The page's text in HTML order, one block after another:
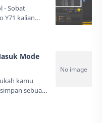
- Sobat
Y71 kalian
atau
Kali i…
Mode
kamu
sebuah
cara
pintu